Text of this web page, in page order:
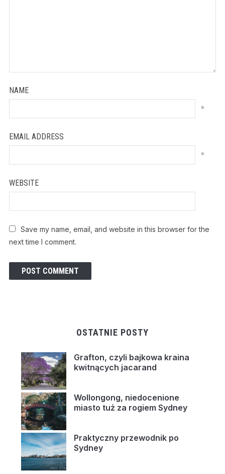
NAME
*
EMAIL ADDRESS
*
WEBSITE
Save my name, email, and website in this browser for the
next time I comment.
OSTATNIE POSTY
Grafton, czyli bajkowa kraina
kwitnących jacarand
Wollongong, niedocenione
miasto tuż za rogiem Sydney
Praktyczny przewodnik po
Sydney